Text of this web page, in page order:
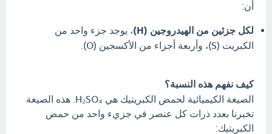
أن:
لكل جزئين من الهيدروجين (H)
، يوجد جزء واحد من
الكبريت (S)، وأربعة أجزاء من الأكسجين (O).
كيف نفهم هذه النسبة؟
الصيغة الكيميائية لحمض الكبريتيك هي H₂SO₄. هذه الصيغة
تخبرنا بعدد ذرات كل عنصر في جزيء واحد من حمض
الكبريتيك: